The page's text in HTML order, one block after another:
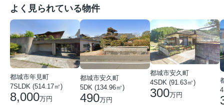
よく見られている物件
都城市年見町
7SLDK (514.17㎡)
8,000万円
都城市安久町
5DK (134.96㎡)
490万円
都城市安久町
4SDK (91.63㎡)
300万円